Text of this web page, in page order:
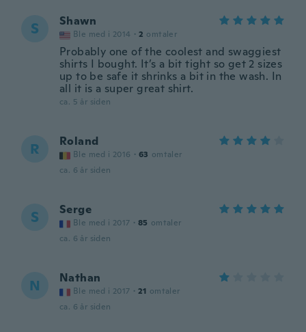
S Shawn
Ble med i 2014 · 2 omtaler
Probably one of the coolest and swaggiest
shirts I bought. It’s a bit tight so get 2 sizes
up to be safe it shrinks a bit in the wash. In
all it is a super great shirt.
ca. 5 år siden
R Roland
Ble med i 2016 · 63 omtaler
ca. 6 år siden
S Serge
Ble med i 2017 · 85 omtaler
ca. 6 år siden
N Nathan
Ble med i 2017 · 21 omtaler
ca. 6 år siden